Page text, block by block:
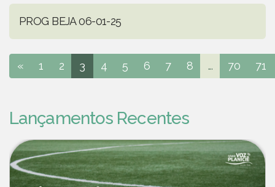
PROG BEJA 06-01-25
« 1 2 3 4 5 6 7 8 ... 70 71
Lançamentos Recentes